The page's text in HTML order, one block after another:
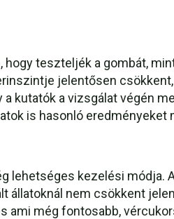
teszteljék a gombát,
jelentősen
kutatók a vizsgálat végén
is hasonló eredményeket
lehetséges kezelési módja.
állatoknál nem csökkent
ami még fontosabb,